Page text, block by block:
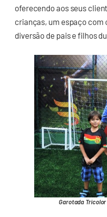
oferecendo aos seus
crianças, um espaço com
diversão de pais e filhos
Garotada